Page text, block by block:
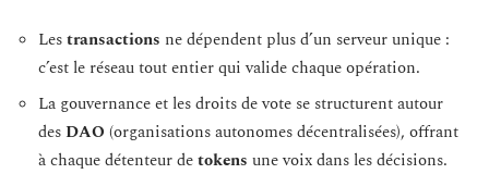
Lestransactions ne dépendent plus d’un serveur unique :
c’est le réseau tout entier qui valide chaque opération.
La gouvernance et les droits de vote se structurent autour
desDAO (organisations autonomes décentralisées), offrant
à chaque détenteur detokens une voix dans les décisions.